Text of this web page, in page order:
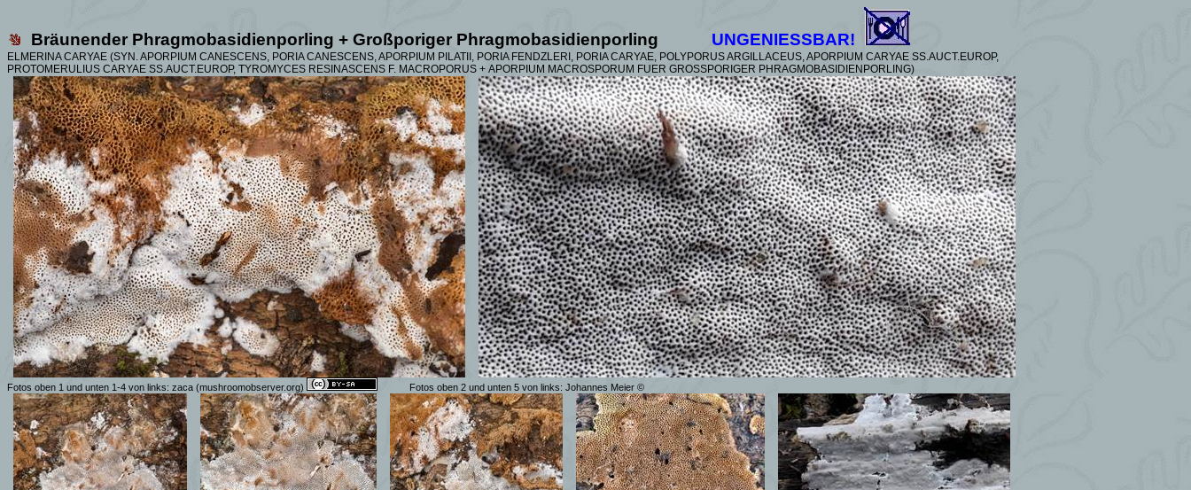
Bräunender Phragmobasidienporling + Großporiger Phragmobasidienporling UNGENIESSBAR!
ELMERINA CARYAE (SYN. APORPIUM CANESCENS, PORIA CANESCENS, APORPIUM PILATII, PORIA FENDZLERI, PORIA CARYAE, POLYPORUS ARGILLACEUS, APORPIUM CARYAE SS.AUCT.EUROP,
PROTOMERULIUS CARYAE SS.AUCT.EUROP, TYROMYCES RESINASCENS F. MACROPORUS + APORPIUM MACROSPORUM FUER GROSSPORIGER PHRAGMOBASIDIENPORLING)
Fotos oben 1 und unten 1-4 von links: zaca (mushroomobserver.org) Fotos oben 2 und unten 5 von links: Johannes Meier ©